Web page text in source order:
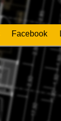
Facebook